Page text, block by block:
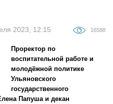
2023, 12:15 16588
Проректор по
воспитательной работе и
молодёжной политике
Ульяновского
государственного
Папуша и декан